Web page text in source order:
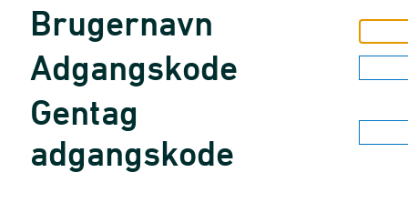
Brugernavn
Adgangskode
Gentag
adgangskode